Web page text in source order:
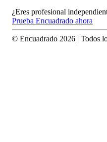
¿Eres profesional
Prueba Encuadrado ahora
© Encuadrado 2026 | Todos